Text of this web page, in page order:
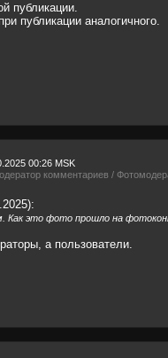
публикации.
публикации аналогичного.
00:26 MSK
комментариев /
Как это фото прошло на
а пользователи.